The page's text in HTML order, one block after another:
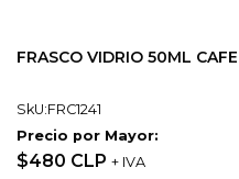
FRASCO VIDRIO 50ML
SkU:FRC1241
Precio por Mayor:
$480 CLP + IVA